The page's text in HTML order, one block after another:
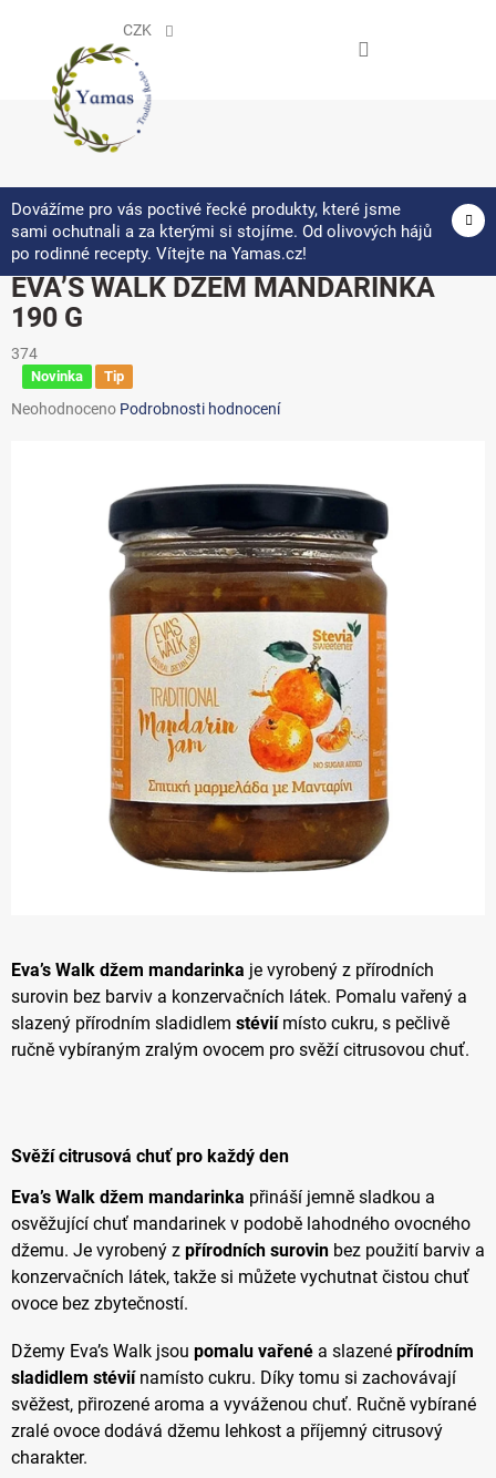
CZK
Dovážíme pro vás poctivé řecké produkty, které jsme
sami ochutnali a za kterými si stojíme. Od olivových hájů
po rodinné recepty. Vítejte na Yamas.cz!
EVA’S WALK DŽEM MANDARINKA
190 G
374
Novinka Tip
Průměrné
Neohodnoceno Podrobnosti hodnocení
Eva’s Walk džem mandarinka je vyrobený z přírodních
surovin bez barviv a konzervačních látek. Pomalu vařený a
slazený přírodním sladidlem stéviímísto cukru, s pečlivě
ručně vybíraným zralým ovocem pro svěží citrusovou chuť.
Svěží citrusová chuť pro každý den
Eva’s Walk džem mandarinka přináší jemně sladkou a
osvěžující chuť mandarinek v podobě lahodného ovocného
džemu. Je vyrobený z přírodních surovin bez použití barviv a
konzervačních látek, takže si můžete vychutnat čistou chuť
ovoce bez zbytečností.
Džemy Eva’s Walk jsou pomalu vařené a slazené přírodním
sladidlem stéviínamísto cukru. Díky tomu si zachovávají
svěžest, přirozené aroma a vyváženou chuť. Ručně vybírané
zralé ovoce dodává džemu lehkost a příjemný citrusový
charakter.